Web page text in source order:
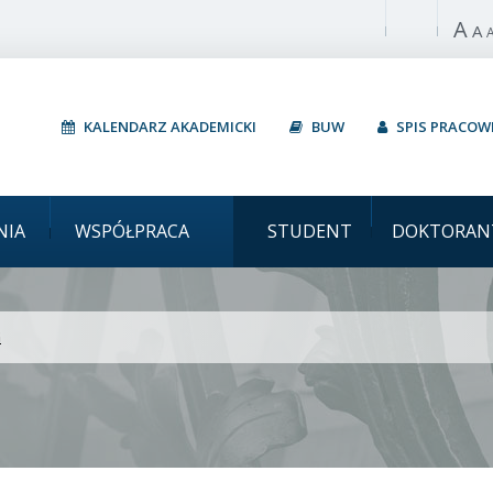
Włącz A A
KALENDARZ AKADEMICKI BUW SPIS
WSPÓŁPRACA STUDENT
Warszawski